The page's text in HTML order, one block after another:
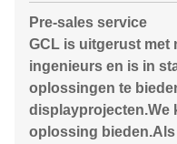
Pre-sales service
GCL is uitgerust met
ingenieurs en is in
oplossingen te
displayprojecten.We
oplossing